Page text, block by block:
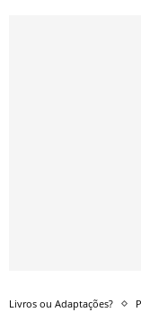
Livros ou Adaptações?